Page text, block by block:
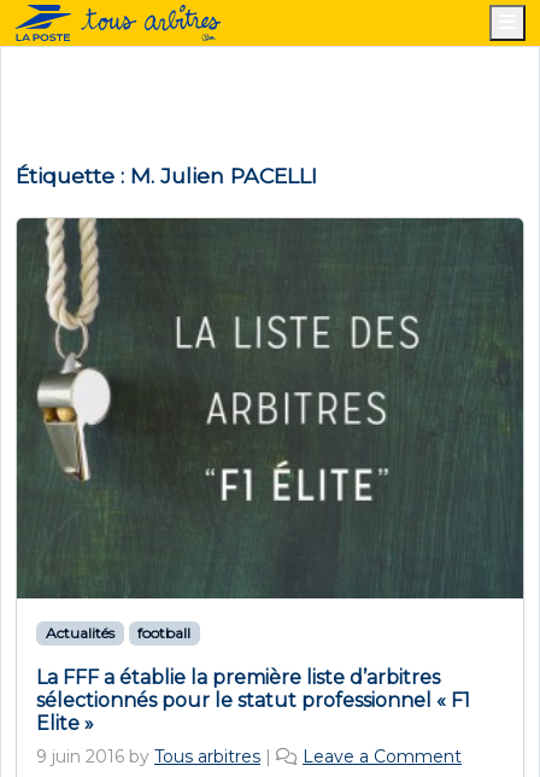
Étiquette : M. Julien PACELLI
Actualités football
La FFF a établie la première liste d’arbitres
sélectionnés pour le statut professionnel « F1
Elite »
9 juin 2016 by Tous arbitres | Leave a Comment